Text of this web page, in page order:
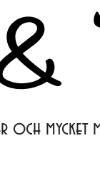
och mycket